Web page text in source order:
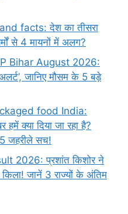
facts: देश का तीसरा
से 4 मायनों में अलग?
Bihar August 2026:
अलर्ट’, जानिए मौसम के 5 बड़े
food India:
क्या दिया जा रहा है?
जहरीले सच!
2026: प्रशांत किशोर ने
किला! जानें 3 राज्यों के अंतिम